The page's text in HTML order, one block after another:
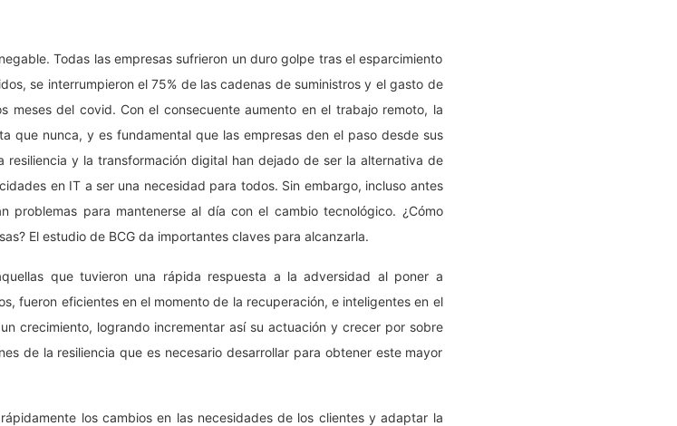
Todas las empresas sufrieron un duro golpe tras el esparcimiento
se interrumpieron el 75% de las cadenas de suministros y el gasto de
meses del covid. Con el consecuente aumento en el trabajo remoto, la
que nunca, y es fundamental que las empresas den el paso desde sus
y la transformación digital han dejado de ser la alternativa de
en IT a ser una necesidad para todos. Sin embargo, incluso antes
problemas para mantenerse al día con el cambio tecnológico. ¿Cómo
El estudio de BCG da importantes claves para alcanzarla.
que tuvieron una rápida respuesta a la adversidad al poner a
fueron eficientes en el momento de la recuperación, e inteligentes en el
crecimiento, logrando incrementar así su actuación y crecer por sobre
de la resiliencia que es necesario desarrollar para obtener este mayor
los cambios en las necesidades de los clientes y adaptar la